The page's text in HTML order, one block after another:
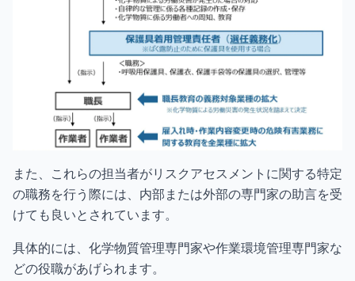
また、これらの担当者がリスクアセスメントに関する特定
の職務を行う際には、内部または外部の専門家の助言を受
けても良いとされています。
具体的には、化学物質管理専門家や作業環境管理専門家な
どの役職があげられます。